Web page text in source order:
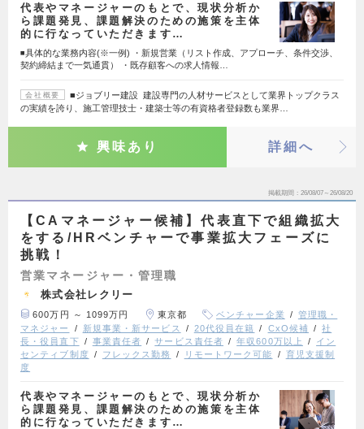
代表やマネージャーのもとで、現状分析か
ら課題発見、課題解決のための施策を主体
的に行なっていただきます…
◾️具体的な業務内容(※一例) ・新規営業（リスト作成、アプローチ、条件交渉、
契約締結まで一気通貫） ・既存顧客への求人情報…
会社概要
■ジョブリー建設 建設専門の人材サービスとして業界トップクラス
の実績を誇り、施工管理技士・建築士等の有資格者登録数も業界…
興味あり 詳細へ
掲載期間 26/08/07～26/08/20
【CAマネージャー候補】代表直下で組織拡大
をする/HRベンチャーで事業拡大フェーズに
挑戦！
営業マネージャー・管理職
株式会社レクリー
600万円 ～ 1099万円 東京都 ベンチャー企業
管理職・
マネジャー
新規事業・新サービス 20代役員在籍 CxO候補
社
長・役員直下
事業責任者 サービス責任者 年収600万以上
イン
センティブ制度
フレックス勤務 リモートワーク可能
育児支援制
度
代表やマネージャーのもとで、現状分析か
ら課題発見、課題解決のための施策を主体
的に行なっていただきます…